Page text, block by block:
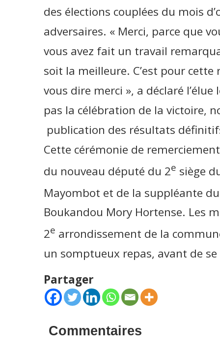
des élections couplées du mois
adversaires. « Merci, parce que
vous avez fait un travail
soit la meilleure. C’est pour
vous dire merci », a déclaré l’élue
pas la célébration de la victoire,
publication des résultats
Cette cérémonie de
du nouveau député du 2e siège
Mayombot et de la suppléante
Boukandou Mory Hortense. Les
2e arrondissement de la
un somptueux repas, avant de se
Partager
Commentaires